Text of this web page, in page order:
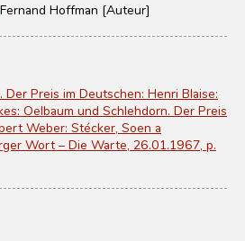
Fernand Hoffman [Auteur]
Preis im Deutschen: Henri Blaise:
Oelbaum und Schlehdorn. Der Preis
Weber: Stécker, Soen a
Wort – Die Warte, 26.01.1967, p.